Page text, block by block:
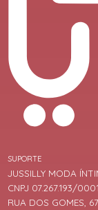
SUPORTE
JUSSILLY MODA
CNPJ 07.267.193/
RUA DOS GOMES,